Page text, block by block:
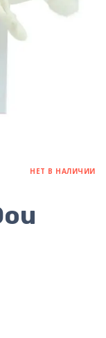
НЕТ В НАЛИЧИИ